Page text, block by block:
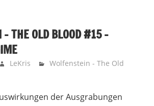
THE OLD BLOOD #15 –
LeKris
Wolfenstein - The Old
der Ausgrabungen